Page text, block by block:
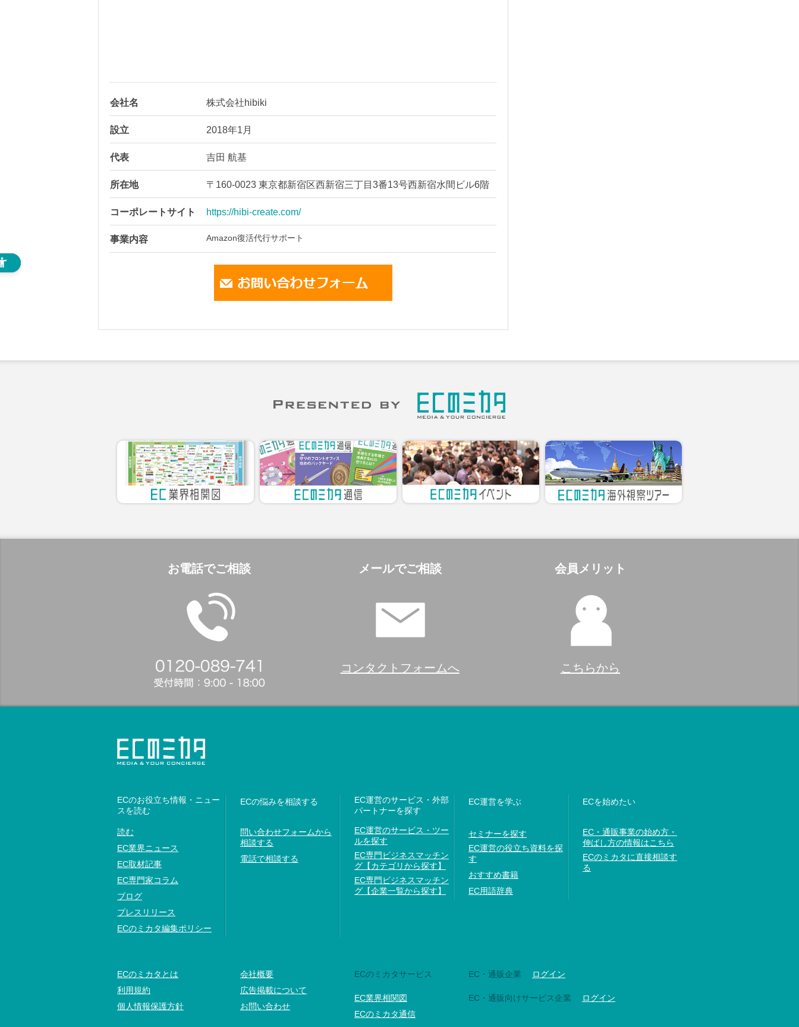
会社名 株式会社hibiki
設立 2018年1月
代表 吉田 航基
所在地 〒160-0023 東京都新宿区西新宿三丁目3番13号西新宿水間ビル6階
コーポレートサイト https://hibi-create.com/
事業内容 Amazon復活代行サポート
お電話でご相談 メールでご相談
コンタクトフォームへ
会員メリット
こちらから
ECのお役立ち情報・ニュー
スを読む
読む
EC業界ニュース
EC取材記事
EC専門家コラム
ブログ
プレスリリース
ECのミカタ編集ポリシー
ECの悩みを相談する
問い合わせフォームから
相談する
電話で相談する
EC運営のサービス・外部
パートナーを探す
EC運営のサービス・ツー
ルを探す
EC専門ビジネスマッチン
グ【カテゴリから探す】
EC専門ビジネスマッチン
グ【企業一覧から探す】
EC運営を学ぶ
セミナーを探す
EC運営の役立ち資料を探
す
おすすめ書籍
EC用語辞典
ECを始めたい
EC・通販事業の始め方・
伸ばし方の情報はこちら
ECのミカタに直接相談す
る
ECのミカタとは
利用規約
個人情報保護方針
会社概要
広告掲載について
お問い合わせ
ECのミカタサービス
EC業界相関図
ECのミカタ通信
EC・通販企業 ログイン
EC・通販向けサービス企業 ログイン